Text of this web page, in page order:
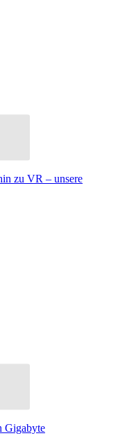
zu VR – unsere
Gigabyte